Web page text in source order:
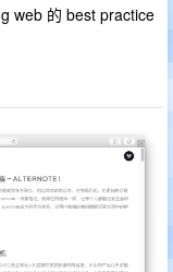
web 的 best practice